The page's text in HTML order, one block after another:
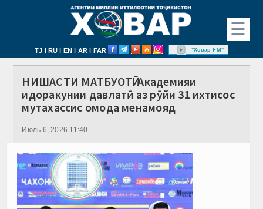
☰
TJ | RU | EN | AR | FAR "Ховар FM"
НИШАСТИ МАТБУОТӢ. Академияи
идоракунии давлатӣ аз рӯйи 31 ихтисос
мутахассис омода менамояд
Июль 6, 2026 11:40